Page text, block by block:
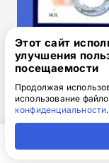
Адрес
Для доставки
Этот сайт
улучшения
посещаемости
Продолжая
использование
конфиденциальности.